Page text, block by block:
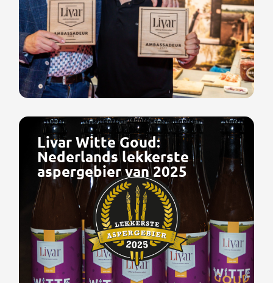
Livar Witte Goud:
Nederlands lekkerste
aspergebier van 2025